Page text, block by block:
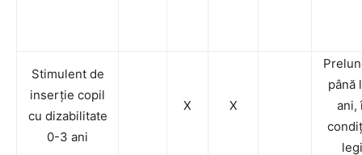
Stimulent de
inserție copil
cu dizabilitate
0-3 ani
X X
până
ani,